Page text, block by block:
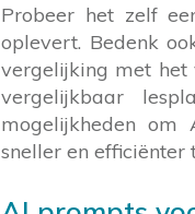
Probeer het zelf
oplevert. Bedenk
vergelijking met het
vergelijkbaar
mogelijkheden
sneller en efficiënter